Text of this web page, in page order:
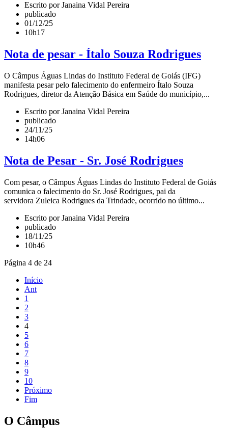
Escrito por Janaina Vidal Pereira
publicado
01/12/25
10h17
Nota de pesar - Ítalo Souza Rodrigues
O Câmpus Águas Lindas do Instituto Federal de Goiás (IFG)
manifesta pesar pelo falecimento do enfermeiro Ítalo Souza
Rodrigues, diretor da Atenção Básica em Saúde do município,...
Escrito por Janaina Vidal Pereira
publicado
24/11/25
14h06
Nota de Pesar - Sr. José Rodrigues
Com pesar, o Câmpus Águas Lindas do Instituto Federal de Goiás
comunica o falecimento do Sr. José Rodrigues, pai da
servidora Zuleica Rodrigues da Trindade, ocorrido no último...
Escrito por Janaina Vidal Pereira
publicado
18/11/25
10h46
Página 4 de 24
Início
Ant
1
2
3
4
5
6
7
8
9
10
Próximo
Fim
O Câmpus